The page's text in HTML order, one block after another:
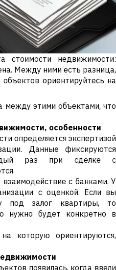
стоимости недвижимости:
Между ними есть разница,
ориентируйтесь на
между этими объектами, что
особенности
определяется экспертизой
Данные фиксируются
раз при сделке с
с банками. У
с оценкой. Если вы
под залог квартиры, то
нужно будет конкретно в
которую ориентируются,
появилась, когда ввели